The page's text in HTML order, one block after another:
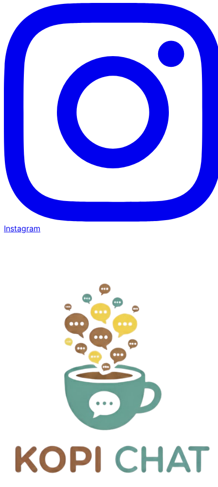
Instagram
X (旧Twitter)
掲示板トップ/その他 質問・相談